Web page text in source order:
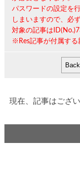
パスワードの設定を
しまいますので、必
対象の記事は
※Res記事が付属する
現在、記事はござい